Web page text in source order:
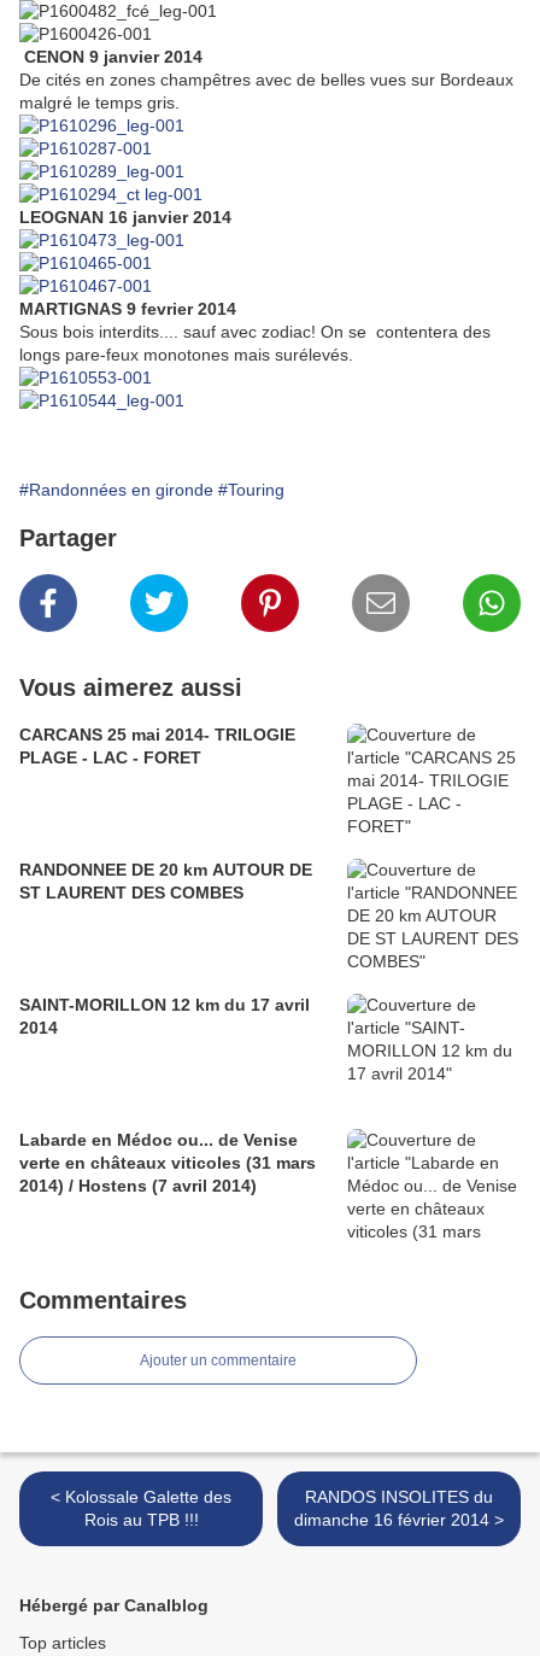
CENON 9 janvier 2014
De cités en zones champêtres avec de belles vues sur Bordeaux
malgré le temps gris.
LEOGNAN 16 janvier 2014
MARTIGNAS 9 fevrier 2014
Sous bois interdits.... sauf avec zodiac! On se contentera des
longs pare-feux monotones mais surélevés.
#Randonnées en gironde #Touring
Partager
Vous aimerez aussi
CARCANS 25 mai 2014- TRILOGIE
PLAGE - LAC - FORET
RANDONNEE DE 20 km AUTOUR DE
ST LAURENT DES COMBES
SAINT-MORILLON 12 km du 17 avril
2014
Labarde en Médoc ou... de Venise
verte en châteaux viticoles (31 mars
2014) / Hostens (7 avril 2014)
Commentaires
Ajouter un commentaire
< Kolossale Galette des
Rois au TPB !!!
RANDOS INSOLITES du
dimanche 16 février 2014 >
Hébergé par Canalblog
Top articles